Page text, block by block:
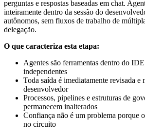
perguntas e respostas baseadas em chat.
inteiramente dentro da sessão do
autônomos, sem fluxos de trabalho de
delegação.
O que caracteriza esta etapa:
Agentes são ferramentas dentro do
independentes
Toda saída é imediatamente revisada e
desenvolvedor
Processos, pipelines e estruturas de
permanecem inalterados
Confiança não é um problema porque
no circuito